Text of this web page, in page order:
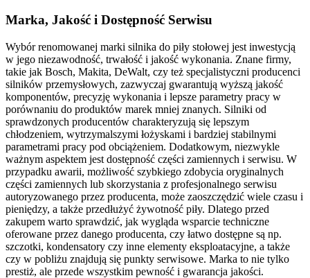
Marka, Jakość i Dostępność Serwisu
Wybór renomowanej marki silnika do piły stołowej jest inwestycją
w jego niezawodność, trwałość i jakość wykonania. Znane firmy,
takie jak Bosch, Makita, DeWalt, czy też specjalistyczni producenci
silników przemysłowych, zazwyczaj gwarantują wyższą jakość
komponentów, precyzję wykonania i lepsze parametry pracy w
porównaniu do produktów marek mniej znanych. Silniki od
sprawdzonych producentów charakteryzują się lepszym
chłodzeniem, wytrzymalszymi łożyskami i bardziej stabilnymi
parametrami pracy pod obciążeniem. Dodatkowym, niezwykle
ważnym aspektem jest dostępność części zamiennych i serwisu. W
przypadku awarii, możliwość szybkiego zdobycia oryginalnych
części zamiennych lub skorzystania z profesjonalnego serwisu
autoryzowanego przez producenta, może zaoszczędzić wiele czasu i
pieniędzy, a także przedłużyć żywotność piły. Dlatego przed
zakupem warto sprawdzić, jak wygląda wsparcie techniczne
oferowane przez danego producenta, czy łatwo dostępne są np.
szczotki, kondensatory czy inne elementy eksploatacyjne, a także
czy w pobliżu znajdują się punkty serwisowe. Marka to nie tylko
prestiż, ale przede wszystkim pewność i gwarancja jakości.